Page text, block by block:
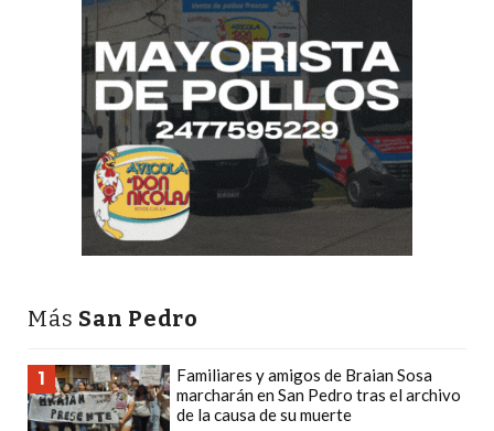
PLATAFORMAS
WHATSAPP
CÓMO
PEDIDOS
WHATSAPP:
GUÍA
DEFINITIVA
Más San Pedro
1
Familiares y amigos de Braian Sosa
marcharán en San Pedro tras el archivo
de la causa de su muerte